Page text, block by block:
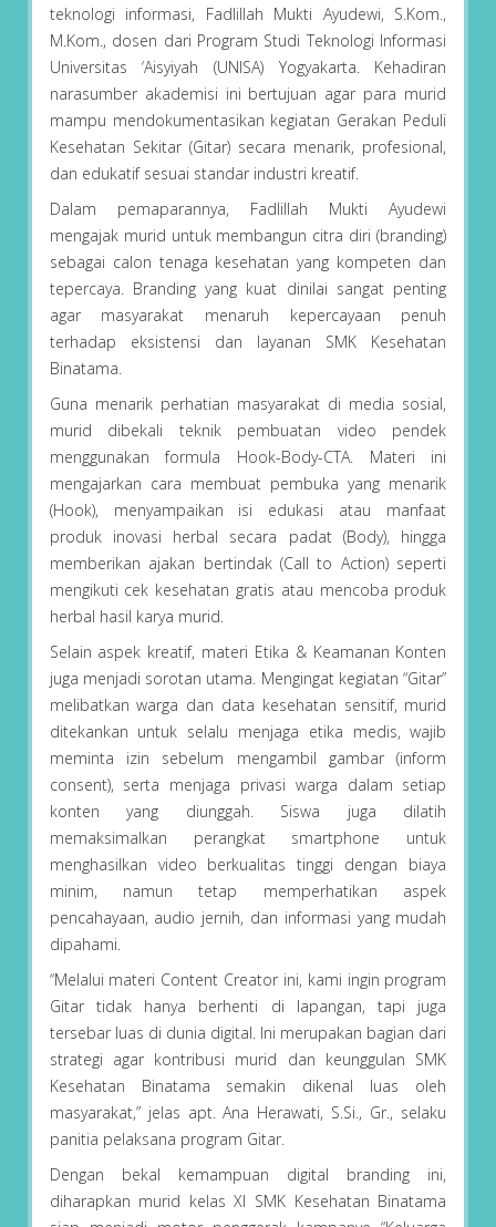
teknologi informasi, Fadlillah Mukti Ayudewi, S.Kom.,
M.Kom., dosen dari Program Studi Teknologi Informasi
Universitas ‘Aisyiyah (UNISA) Yogyakarta. Kehadiran
narasumber akademisi ini bertujuan agar para murid
mampu mendokumentasikan kegiatan Gerakan Peduli
Kesehatan Sekitar (Gitar) secara menarik, profesional,
dan edukatif sesuai standar industri kreatif.
Dalam pemaparannya, Fadlillah Mukti Ayudewi
mengajak murid untuk membangun citra diri (branding)
sebagai calon tenaga kesehatan yang kompeten dan
tepercaya. Branding yang kuat dinilai sangat penting
agar masyarakat menaruh kepercayaan penuh
terhadap eksistensi dan layanan SMK Kesehatan
Binatama.
Guna menarik perhatian masyarakat di media sosial,
murid dibekali teknik pembuatan video pendek
menggunakan formula Hook-Body-CTA. Materi ini
mengajarkan cara membuat pembuka yang menarik
(Hook), menyampaikan isi edukasi atau manfaat
produk inovasi herbal secara padat (Body), hingga
memberikan ajakan bertindak (Call to Action) seperti
mengikuti cek kesehatan gratis atau mencoba produk
herbal hasil karya murid.
Selain aspek kreatif, materi Etika & Keamanan Konten
juga menjadi sorotan utama. Mengingat kegiatan “Gitar”
melibatkan warga dan data kesehatan sensitif, murid
ditekankan untuk selalu menjaga etika medis, wajib
meminta izin sebelum mengambil gambar (inform
consent), serta menjaga privasi warga dalam setiap
konten yang diunggah. Siswa juga dilatih
memaksimalkan perangkat smartphone untuk
menghasilkan video berkualitas tinggi dengan biaya
minim, namun tetap memperhatikan aspek
pencahayaan, audio jernih, dan informasi yang mudah
dipahami.
“Melalui materi Content Creator ini, kami ingin program
Gitar tidak hanya berhenti di lapangan, tapi juga
tersebar luas di dunia digital. Ini merupakan bagian dari
strategi agar kontribusi murid dan keunggulan SMK
Kesehatan Binatama semakin dikenal luas oleh
masyarakat,” jelas apt. Ana Herawati, S.Si., Gr., selaku
panitia pelaksana program Gitar.
Dengan bekal kemampuan digital branding ini,
diharapkan murid kelas XI SMK Kesehatan Binatama